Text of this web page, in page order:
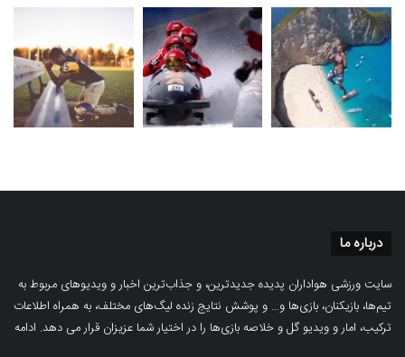
درباره ما
سایت ورزشی هواداران پدیده جدیدترین، و جذاب‌ترین اخبار و ویدیوهای مربوط به
تیم‌ها، بازیکنان، بازی‌ها و… و پوشش نتایج زنده لیگ‌های مختلف، به همراه اطلاعات
ترکیب، امار و ویدیو‌‌ گل‌ و خلاصه بازی‌ها را در اختیار شما عزیزان قرار می دهد. ادامه